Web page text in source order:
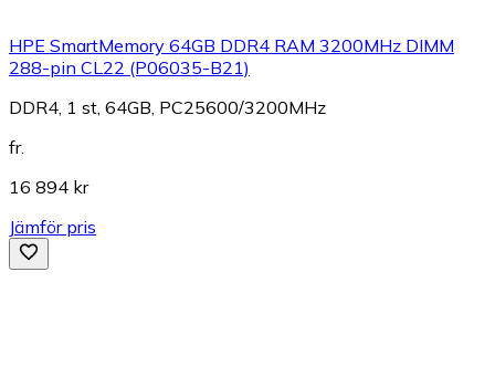
HPE SmartMemory 64GB DDR4 RAM 3200MHz DIMM
288-pin CL22 (P06035-B21)
DDR4, 1 st, 64GB, PC25600/3200MHz
fr.
16 894 kr
Jämför pris